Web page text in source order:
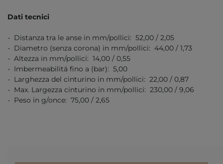
Dati tecnici
- Distanza tra le anse in mm/pollici: 52,00 / 2,05
- Diametro (senza corona) in mm/pollici: 44,00 / 1,73
- Altezza in mm/pollici: 14,00 / 0,55
- Imbermeabilitá fino a (bar): 5,00
- Larghezza del cinturino in mm/pollici: 22,00 / 0,87
- Max. Largezza cinturino in mm/pollici: 230,00 / 9,06
- Peso in g/once: 75,00 / 2,65